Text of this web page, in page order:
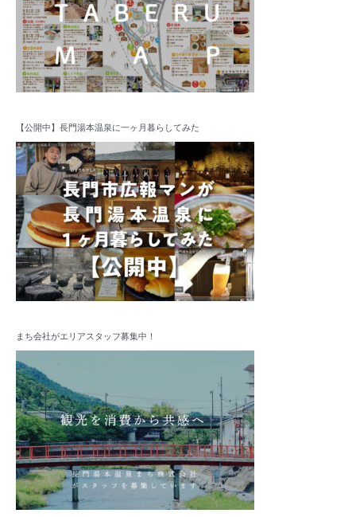
【公開中】長門湯本温泉に一ヶ月暮らしてみた
まち会社がエリアスタッフ募集中！